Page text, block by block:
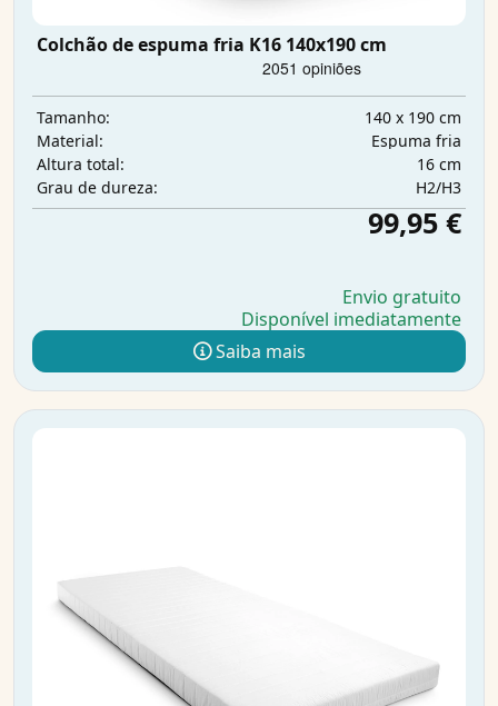
Colchão de espuma fria K16 140x190 cm
Tamanho:
140 x 190 cm
Material:
Espuma fria
Altura total:
16 cm
Grau de dureza:
H2/H3
99,95 €
Envio gratuito
Disponível imediatamente
Saiba mais